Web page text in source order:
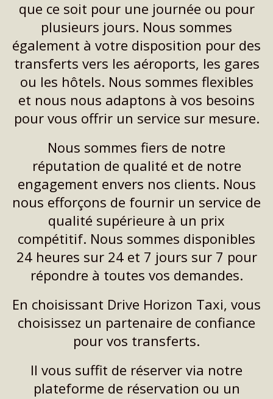
que ce soit pour une journée ou pour
plusieurs jours. Nous sommes
également à votre disposition pour des
transferts vers les aéroports, les gares
ou les hôtels. Nous sommes flexibles
et nous nous adaptons à vos besoins
pour vous offrir un service sur mesure.
Nous sommes fiers de notre
réputation de qualité et de notre
engagement envers nos clients. Nous
nous efforçons de fournir un service de
qualité supérieure à un prix
compétitif. Nous sommes disponibles
24 heures sur 24 et 7 jours sur 7 pour
répondre à toutes vos demandes.
En choisissant Drive Horizon Taxi, vous
choisissez un partenaire de confiance
pour vos transferts.
Il vous suffit de réserver via notre
plateforme de réservation ou un